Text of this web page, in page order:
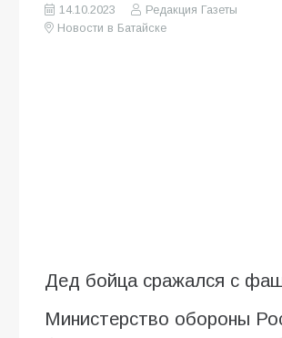
14.10.2023
Редакция Газеты
Новости в Батайске
Дед бойца сражался с
Министерство обороны